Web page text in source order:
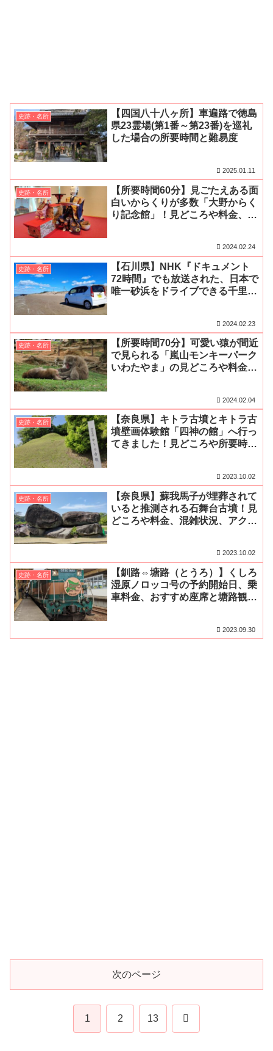
史跡・名所
【四国八十八ヶ所】車遍路で徳島
県23霊場(第1番～第23番)を巡礼
した場合の所要時間と難易度
2025.01.11
史跡・名所
【所要時間60分】見ごたえある面
白いからくりが多数「大野からく
り記念館」！見どころや料金、開
2024.02.24
史跡・名所
【石川県】NHK『ドキュメント
72時間』でも放送された、日本で
唯一砂浜をドライブできる千里浜
2024.02.23
史跡・名所
【所要時間70分】可愛い猿が間近
で見られる「嵐山モンキーパーク
いわたやま」の見どころや料金、
2024.02.04
史跡・名所
【奈良県】キトラ古墳とキトラ古
墳壁画体験館「四神の館」へ行っ
てきました！見どころや所要時
2023.10.02
史跡・名所
【奈良県】蘇我馬子が埋葬されて
いると推測される石舞台古墳！見
どころや料金、混雑状況、アクセ
2023.10.02
史跡・名所
【釧路⇔塘路（とうろ）】くしろ
湿原ノロッコ号の予約開始日、乗
車料金、おすすめ座席と塘路観光
2023.09.30
次のページ
1 2 13 次